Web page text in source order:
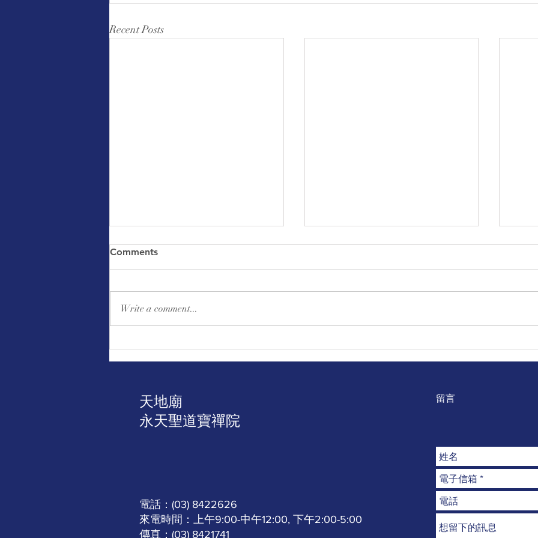
Recent Posts
第18年第91次發送二十二萬
資助花東縣偏鄉貧困弱勢家
偏
Comments
Write a comment...
天地廟
​永天聖道寶禪院
電話：(03) 8422626
來電時間：上午9:00-中午12:00, 下午2:00-5:00
傳真：(03) 8421741
留言